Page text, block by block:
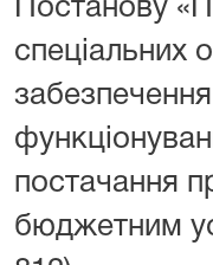
Постанову
спеціальних
забезпечення
постачання
бюджетним